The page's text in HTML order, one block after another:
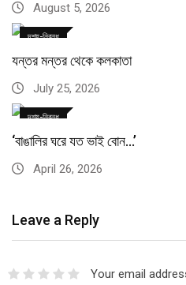
August 5, 2026
দৃশ্য-নিবন্ধ
যন্তর মন্তর থেকে কলকাতা
July 25, 2026
দৃশ্য-নিবন্ধ
‘বাঙালির ঘরে যত ভাই বোন…’
April 26, 2026
Leave a Reply
Your email